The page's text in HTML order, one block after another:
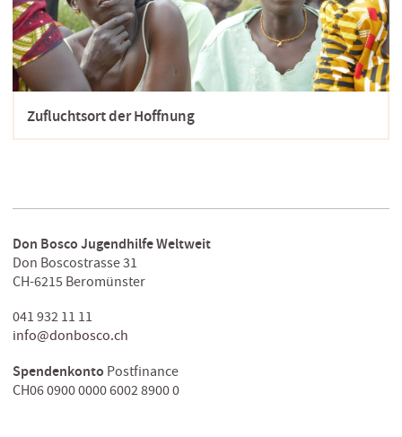
Zufluchtsort der Hoffnung
Don Bosco Jugendhilfe Weltweit
Don Boscostrasse 31
CH-6215 Beromünster
041 932 11 11
info@donbosco.ch
Spendenkonto Postfinance
CH06 0900 0000 6002 8900 0